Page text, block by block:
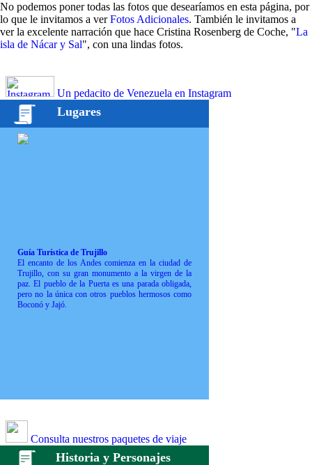
No podemos poner todas las fotos que desearíamos en esta página, por
lo que le invitamos a verFotos Adicionales. También le invitamos a
ver la excelente narración que hace Cristina Rosenberg de Coche, "La
isla de Nácar y Sal", con una lindas fotos.
Un pedacito de Venezuela en Instagram
Lugares
Guía Turística de Trujillo
El encanto de los Andes comienza en la ciudad de
Trujillo, con su gran monumento a la virgen de la
paz. El pueblo de la Puerta es una parada obligada,
pero no la única con otros pueblos hermosos como
Boconó y Jajó.
Consulta nuestros paquetes de viaje
Historia y Personajes